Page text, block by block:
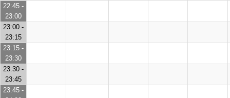
22:45 -
23:00
23:00 -
23:15
23:15 -
23:30
23:30 -
23:45
23:45 -